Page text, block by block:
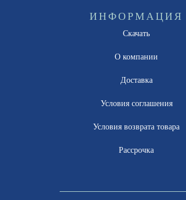
ИНФОРМАЦИЯ
Скачать
О компании
Доставка
Условия соглашения
Условия возврата товара
Рассрочка